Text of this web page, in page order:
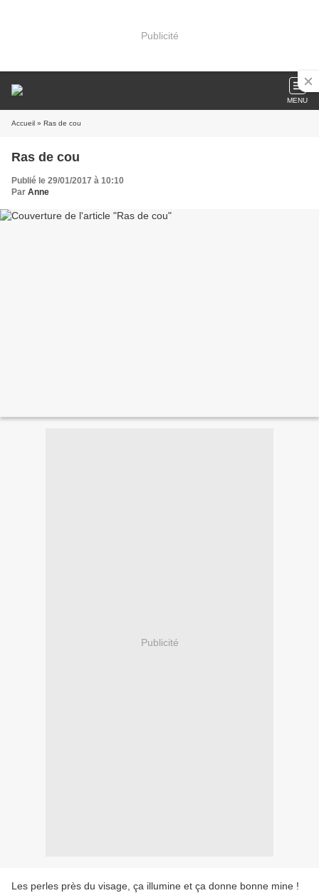
Publicité
MENU
Accueil » Ras de cou
Ras de cou
Publié le 29/01/2017 à 10:10
Par Anne
Publicité
Les perles près du visage, ça illumine et ça donne bonne mine !